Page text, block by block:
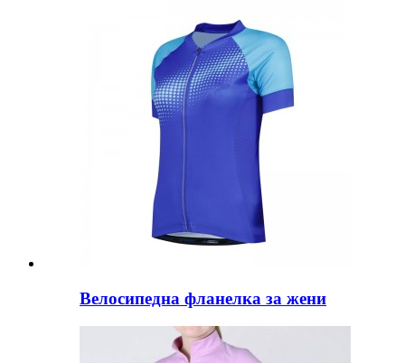
Велосипедна фланелка за жени